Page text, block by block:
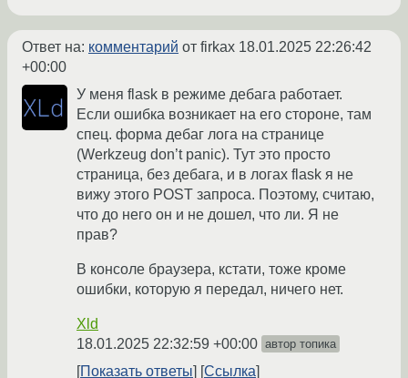
Ответ на: комментарий от firkax 18.01.2025 22:26:42
+00:00
У меня flask в режиме дебага работает.
Если ошибка возникает на его стороне, там
спец. форма дебаг лога на странице
(Werkzeug don’t panic). Тут это просто
страница, без дебага, и в логах flask я не
вижу этого POST запроса. Поэтому, считаю,
что до него он и не дошел, что ли. Я не
прав?
В консоле браузера, кстати, тоже кроме
ошибки, которую я передал, ничего нет.
Xld
18.01.2025 22:32:59 +00:00 автор топика
Показать ответы Ссылка